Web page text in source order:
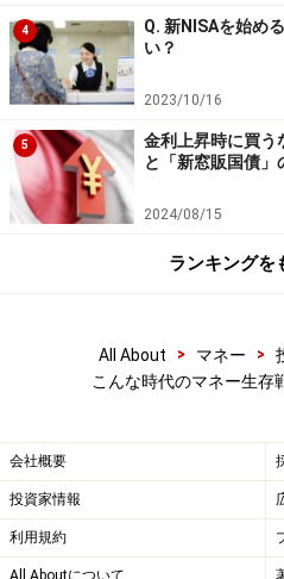
4
Q. 新NISAを始め
い？
2023/10/16
5
金利上昇時に買う
と「新窓販国債」
2024/08/15
ランキングを
All About > マネー >
こんな時代のマネー生存
会社概要
投資家情報
利用規約